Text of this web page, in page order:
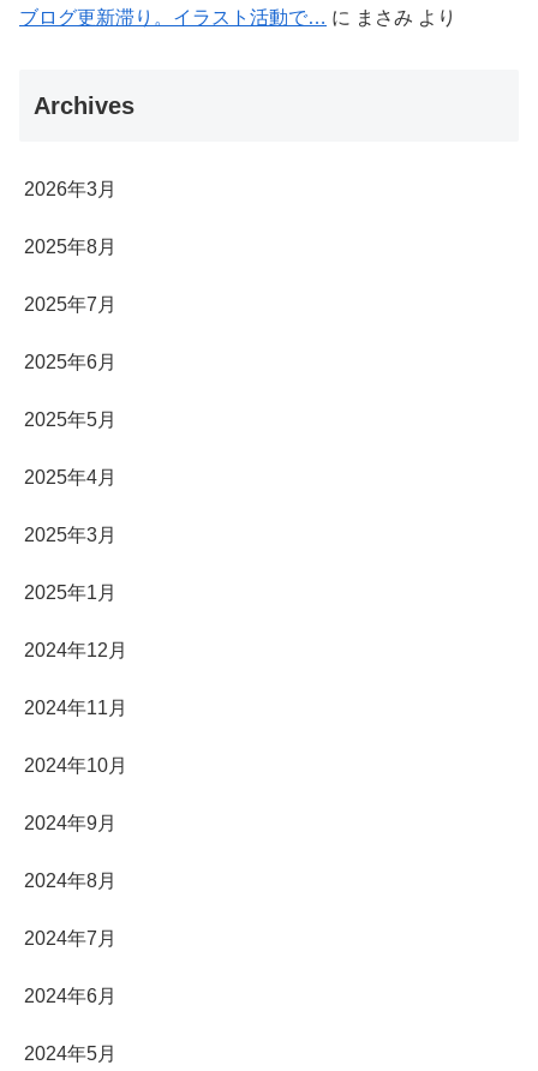
ブログ更新滞り。イラスト活動で… に まさみ より
Archives
2026年3月
2025年8月
2025年7月
2025年6月
2025年5月
2025年4月
2025年3月
2025年1月
2024年12月
2024年11月
2024年10月
2024年9月
2024年8月
2024年7月
2024年6月
2024年5月